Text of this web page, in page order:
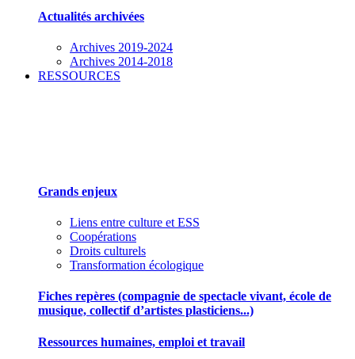
Actualités archivées
Archives 2019-2024
Archives 2014-2018
RESSOURCES
Grands enjeux
Liens entre culture et ESS
Coopérations
Droits culturels
Transformation écologique
Fiches repères (compagnie de spectacle vivant, école de
musique, collectif d’artistes plasticiens...)
Ressources humaines, emploi et travail